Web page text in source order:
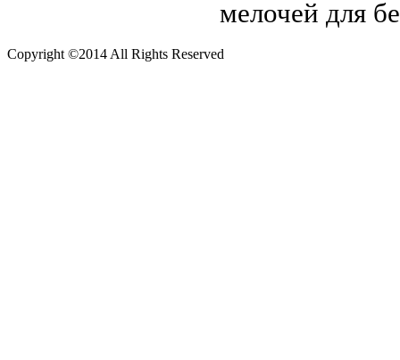
мелочей для
Copyright ©2014 All Rights Reserved